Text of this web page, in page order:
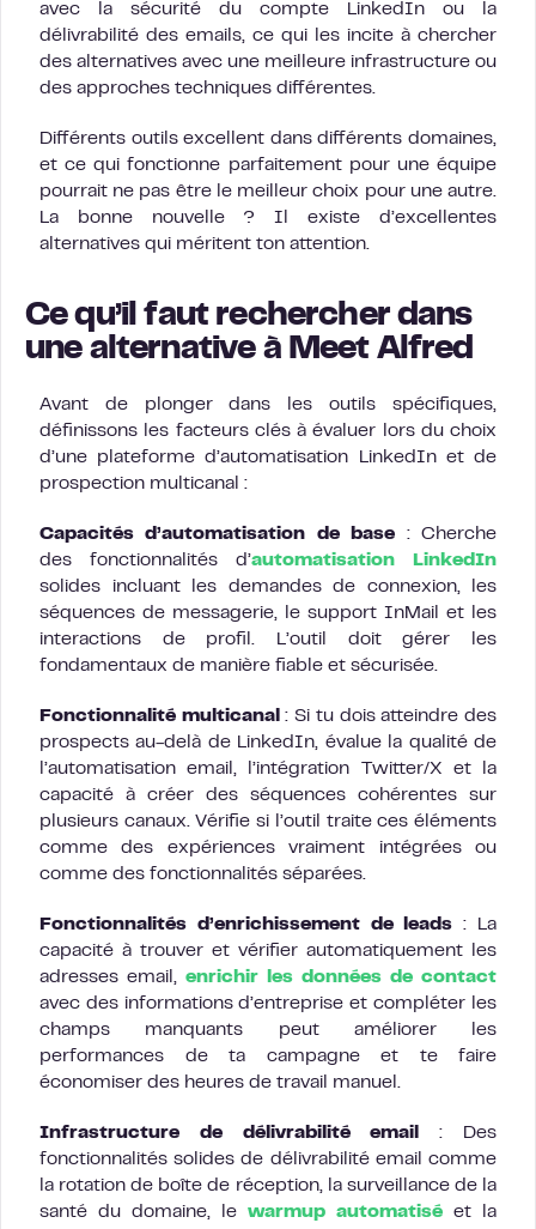
avec la sécurité du compte LinkedIn ou la
délivrabilité des emails, ce qui les incite à chercher
des alternatives avec une meilleure infrastructure ou
des approches techniques différentes.
Différents outils excellent dans différents domaines,
et ce qui fonctionne parfaitement pour une équipe
pourrait ne pas être le meilleur choix pour une autre.
La bonne nouvelle ? Il existe d’excellentes
alternatives qui méritent ton attention.
Ce qu’il faut rechercher dans
une alternative à Meet Alfred
Avant de plonger dans les outils spécifiques,
définissons les facteurs clés à évaluer lors du choix
d’une plateforme d’automatisation LinkedIn et de
prospection multicanal :
Capacités d’automatisation de base : Cherche
des fonctionnalités d’automatisation LinkedIn
solides incluant les demandes de connexion, les
séquences de messagerie, le support InMail et les
interactions de profil. L’outil doit gérer les
fondamentaux de manière fiable et sécurisée.
Fonctionnalité multicanal : Si tu dois atteindre des
prospects au-delà de LinkedIn, évalue la qualité de
l’automatisation email, l’intégration Twitter/X et la
capacité à créer des séquences cohérentes sur
plusieurs canaux. Vérifie si l’outil traite ces éléments
comme des expériences vraiment intégrées ou
comme des fonctionnalités séparées.
Fonctionnalités d’enrichissement de leads : La
capacité à trouver et vérifier automatiquement les
adresses email, enrichir les données de contact
avec des informations d’entreprise et compléter les
champs manquants peut améliorer les
performances de ta campagne et te faire
économiser des heures de travail manuel.
Infrastructure de délivrabilité email
: Des
fonctionnalités solides de délivrabilité email comme
la rotation de boîte de réception, la surveillance de la
santé du domaine, le warmup automatisé et la